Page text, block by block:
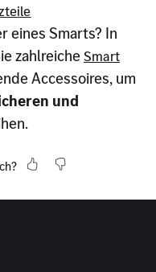
eines Smarts? In
zahlreicheSmart
Accessoires, um
und